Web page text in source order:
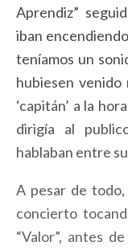
Aprendiz”
iban
teníamos un
hubiesen venido
‘capitán’ a la
dirigía al
hablaban entre
A pesar de
concierto
“Valor”, antes